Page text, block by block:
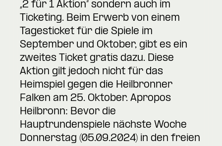
„2 für 1 Aktion“ sondern auch im
Ticketing. Beim Erwerb von einem
Tagesticket für die Spiele im
September und Oktober, gibt es ein
zweites Ticket gratis dazu. Diese
Aktion gilt jedoch nicht für das
Heimspiel gegen die Heilbronner
Falken am 25. Oktober. Apropos
Heilbronn: Bevor die
Hauptrundenspiele nächste Woche
Donnerstag (05.09.2024) in den freien